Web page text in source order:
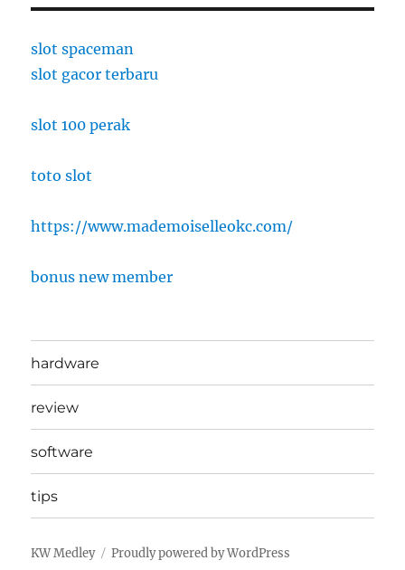
slot spaceman
slot gacor terbaru
slot 100 perak
toto slot
https://www.mademoiselleokc.com/
bonus new member
hardware
review
software
tips
KW Medley Proudly powered by WordPress